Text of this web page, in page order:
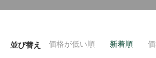
並び替え 価格が低い順 新着順